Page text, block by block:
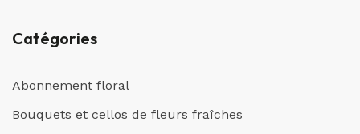
Catégories
Abonnement floral
Bouquets et cellos de fleurs fraîches